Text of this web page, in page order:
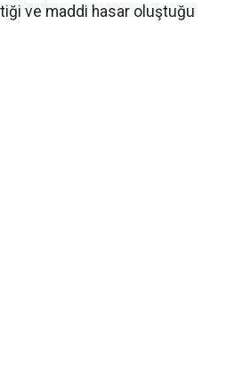
ve maddi hasar oluştuğu